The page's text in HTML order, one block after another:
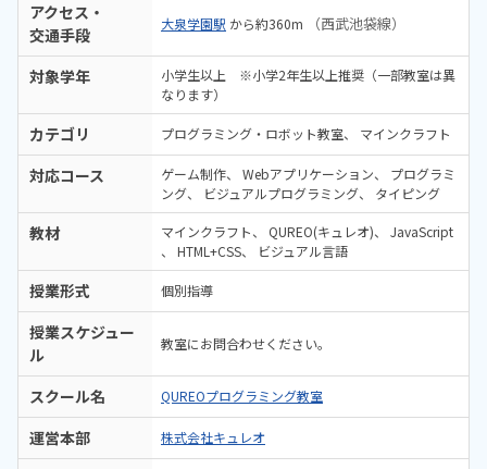
アクセス・
交通手段
大泉学園駅 から約360m （西武池袋線）
対象学年
小学生以上 ※小学2年生以上推奨（一部教室は異
なります）
カテゴリ プログラミング・ロボット教室 マインクラフト
対応コース ゲーム制作 Webアプリケーション
プログラミ
ング
ビジュアルプログラミング タイピング
教材 マインクラフト QUREO(キュレオ)
JavaScript
HTML+CSS
ビジュアル言語
授業形式 個別指導
授業スケジュー
ル
教室にお問合わせください。
スクール名 QUREOプログラミング教室
運営本部 株式会社キュレオ